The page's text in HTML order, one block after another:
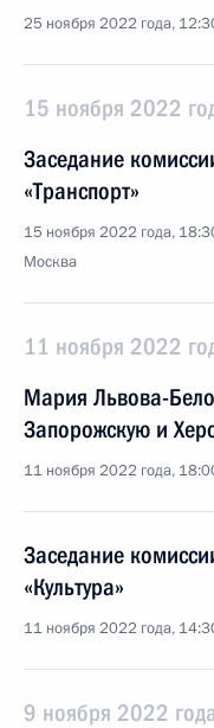
25 ноября 2022 года,
15 ноября 2022
Заседание
«Транспорт»
15 ноября 2022 года,
Москва
11 ноября 2022
Мария Львова-
Запорожскую и
11 ноября 2022 года,
Заседание
«Культура»
11 ноября 2022 года,
9 ноября 2022